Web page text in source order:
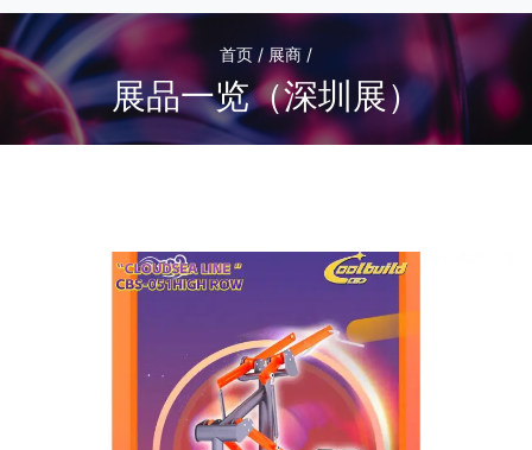
首页 / 展商 /
展品一览（深圳展）